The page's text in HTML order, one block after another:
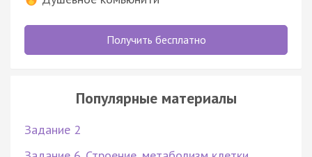
Получить бесплатно
Популярные материалы
Задание 2